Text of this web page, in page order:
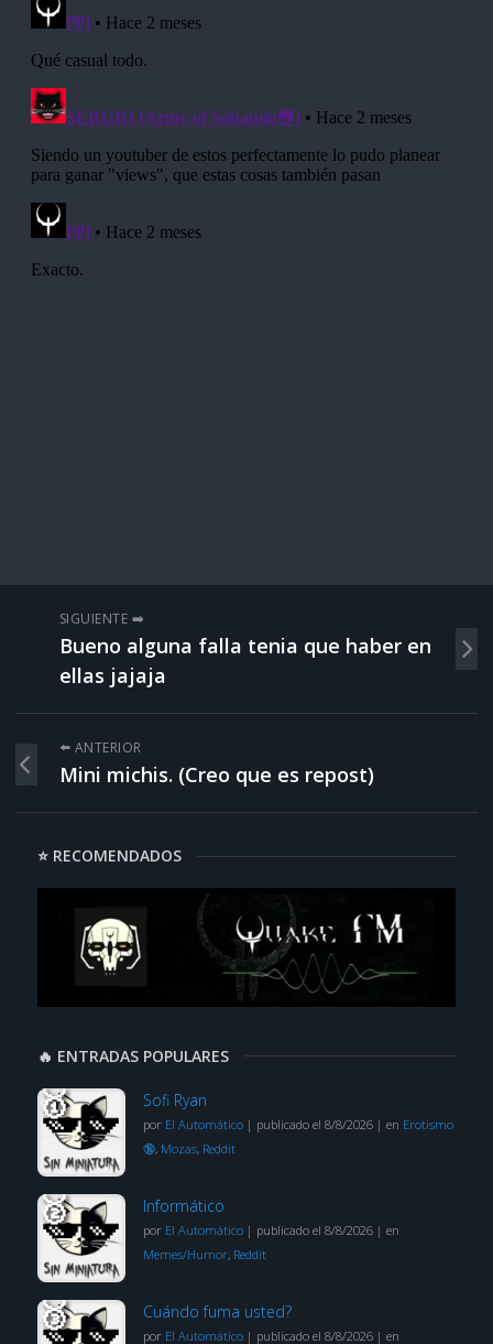
SIGUIENTE ➡️
Bueno alguna falla tenia que haber en
ellas jajaja
⬅️ ANTERIOR
Mini michis. (Creo que es repost)
⭐ RECOMENDADOS
🔥 ENTRADAS POPULARES
Sofi Ryan
por El Automático| publicado el 8/8/2026| en Erotismo
🔞, Mozas, Reddit
Informático
por El Automático| publicado el 8/8/2026| en
Memes/Humor, Reddit
Cuándo fuma usted?
por El Automático| publicado el 8/8/2026| en